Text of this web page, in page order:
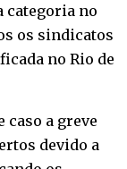
categoria no
os sindicatos
no Rio de
caso a greve
devido a